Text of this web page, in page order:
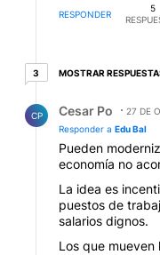
RESPONDER
5
33 respuestas más
MOSTRAR
CP Cesar Po
27 DE
Responder a Edu Bal
Pueden
economía no
La idea es
puestos de
salarios dignos.
Los que mueven